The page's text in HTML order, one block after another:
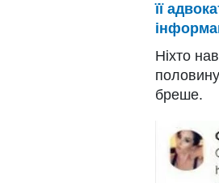
її
Ніхто
бреше.